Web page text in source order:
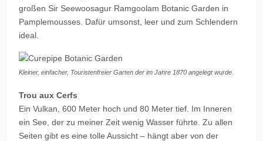
großen Sir Seewoosagur Ramgoolam Botanic Garden in
Pamplemousses . Dafür umsonst, leer und zum Schlendern
ideal.
Kleiner, einfacher, Touristenfreier Garten der im Jahre 1870 angelegt wurde.
Trou aux Cerfs
Ein Vulkan, 600 Meter hoch und 80 Meter tief. Im Inneren
ein See, der zu meiner Zeit wenig Wasser führte. Zu allen
Seiten gibt es eine tolle Aussicht – hängt aber von der